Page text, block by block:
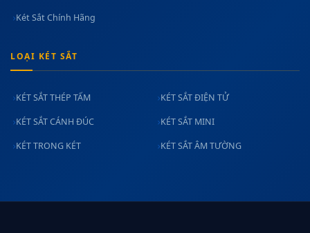
Két Sắt Chính Hãng
LOẠI KÉT SẮT
KÉT SẮT THÉP TẤM KÉT SẮT ĐIỆN TỬ
KÉT SẮT CÁNH ĐÚC KÉT SẮT MINI
KÉT TRONG KÉT KÉT SẮT ÂM TƯỜNG